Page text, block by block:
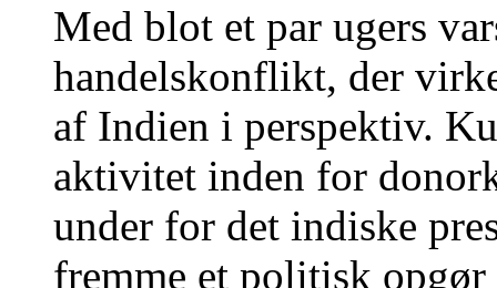
Med blot et par ugers
handelskonflikt, der
af Indien i perspektiv.
aktivitet inden for
under for det indiske
fremme et politisk opgør